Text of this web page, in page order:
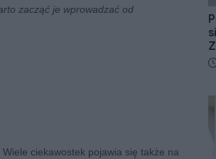
zacząć je wprowadzać od
. Wiele ciekawostek pojawia się także na